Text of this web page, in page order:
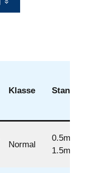
Klasse
Normal
0.5mm,
1.5mm